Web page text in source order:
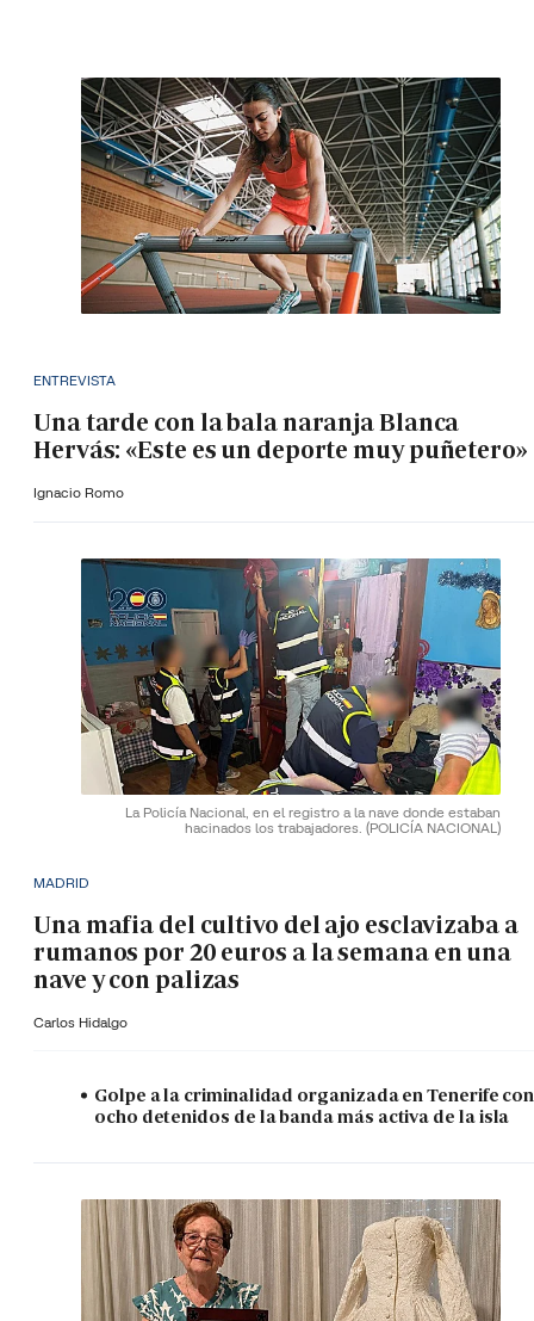
ENTREVISTA
Una tarde con la bala naranja Blanca
Hervás: «Este es un deporte muy puñetero»
Ignacio Romo
La Policía Nacional, en el registro a la nave donde estaban
hacinados los trabajadores. (POLICÍA NACIONAL)
MADRID
Una mafia del cultivo del ajo esclavizaba a
rumanos por 20 euros a la semana en una
nave y con palizas
Carlos Hidalgo
Golpe a la criminalidad organizada en Tenerife con
ocho detenidos de la banda más activa de la isla